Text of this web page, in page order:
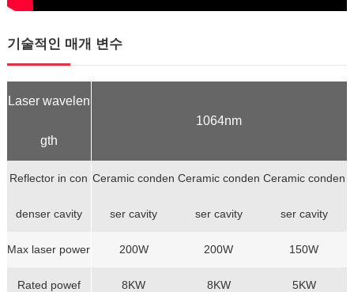
기술적인 매개 변수
Laser wavelen
gth
1064nm
Reflector in con
denser cavity
Ceramic conden
ser cavity
Ceramic conden
ser cavity
Ceramic conden
ser cavity
Max laser power 200W 200W 150W
Rated powef 8KW 8KW 5KW